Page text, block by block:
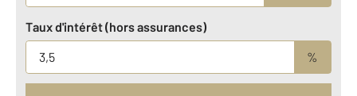
Taux d'intérêt (hors assurances)
%